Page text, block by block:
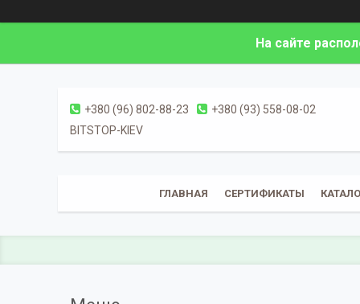
На сайте
+380 (96) 802-88-23
+380 (93) 558-08-02
BITSTOP-KIEV
ГЛАВНАЯ СЕРТИФИКАТЫ